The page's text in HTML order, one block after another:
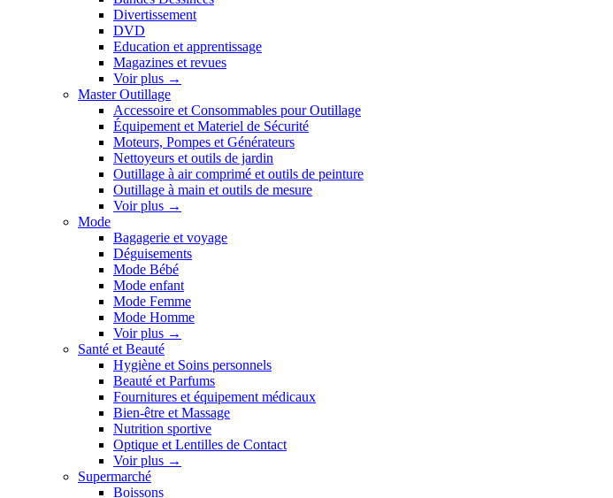
Divertissement
DVD
Education et apprentissage
Magazines et revues
Voir plus →
Master Outillage
Accessoire et Consommables pour Outillage
Équipement et Materiel de Sécurité
Moteurs, Pompes et Générateurs
Nettoyeurs et outils de jardin
Outillage à air comprimé et outils de peinture
Outillage à main et outils de mesure
Voir plus →
Mode
Bagagerie et voyage
Déguisements
Mode Bébé
Mode enfant
Mode Femme
Mode Homme
Voir plus →
Santé et Beauté
Hygiène et Soins personnels
Beauté et Parfums
Fournitures et équipement médicaux
Bien-être et Massage
Nutrition sportive
Optique et Lentilles de Contact
Voir plus →
Supermarché
Boissons